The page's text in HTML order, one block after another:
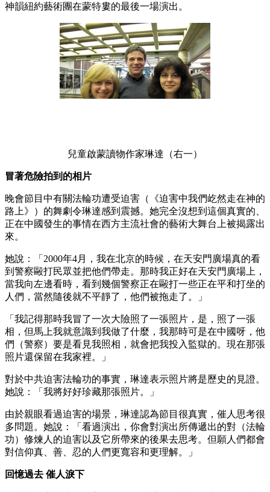
神韻紐約藝術團在蒙特婁的最後一場演出。
兒童啟蒙讀物作家琳達（右一）
冒著危險拍到的相片
晚會節目中有關法輪功遭受迫害（《迫害中我們屹然走在神的
路上》）的舞劇令琳達感到震撼。她完全沒想到這個真實的、
正在中國發生的事情在西方主流社會的藝術大舞台上被揭露出
來。
她說：「2000年4月，我在北京的時候，在天安門廣場真的看
到警察毆打民眾並把他們帶走。那時我正好在天安門廣場上，
當我向左邊看時，看到幾個警察正在毆打一些正在平和打坐的
人們，當然隨後就不平靜了，他們被拖走了。」
「我記得那時我冒了一次大險照了一張照片，是，照了一張
相，但馬上我就意識到我做了什麼，我那時可是在中國呀，他
們（警察）要是看見我照相，就會把我投入監獄的。現在那張
照片還保留在我家裡。」
對於中共迫害法輪功的事實，琳達表示照片將是歷史的見證。
她說：「我將好好珍藏那張照片。」
由於親眼看過迫害的場景，琳達認為節目很真實，催人思考很
多問題。她說：「看過演出，你會對演出所傳遞出的對（法輪
功）修煉人的迫害以及它所帶來的後果去思考。但願人們都會
對信仰真、善、忍的人們更寬容和更理解。」
回憶過去 催人淚下